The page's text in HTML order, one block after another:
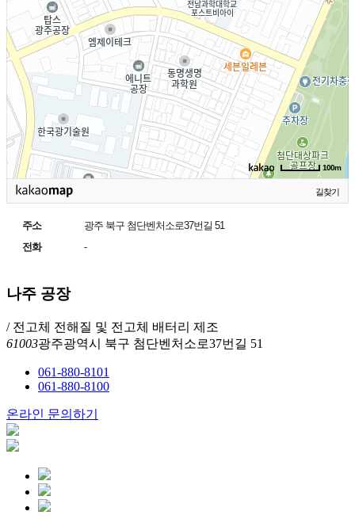
100m
길찾기
주소
광주 북구 첨단벤처소로37번길 51
전화
-
나주 공장
/ 전고체 전해질 및 전고체 배터리 제조
61003광주광역시 북구 첨단벤처소로37번길 51
061-880-8101
061-880-8100
온라인 문의하기